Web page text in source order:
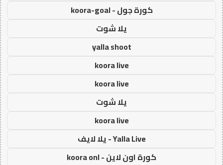
كورة جول - koora-goal
يلا شوت
yalla shoot
koora live
koora live
يلا شوت
koora live
Yalla Live - يلا لايف
كورة اون لاين - koora onl